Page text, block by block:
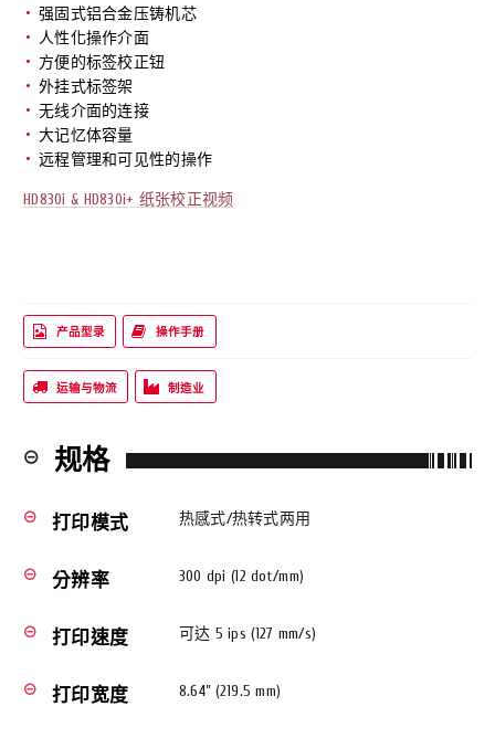
强固式铝合金压铸机芯
人性化操作介面
方便的标签校正钮
外挂式标签架
无线介面的连接
大记忆体容量
远程管理和可见性的操作
HD830i & HD830i+ 纸张校正视频
产品型录 操作手册
运输与物流 制造业
remove_circle_outline 规格
remove_circle_outline 打印模式 热感式/热转式两用
remove_circle_outline 分辨率 300 dpi (12 dot/mm)
remove_circle_outline 打印速度 可达 5 ips (127 mm/s)
remove_circle_outline 打印宽度 8.64” (219.5 mm)